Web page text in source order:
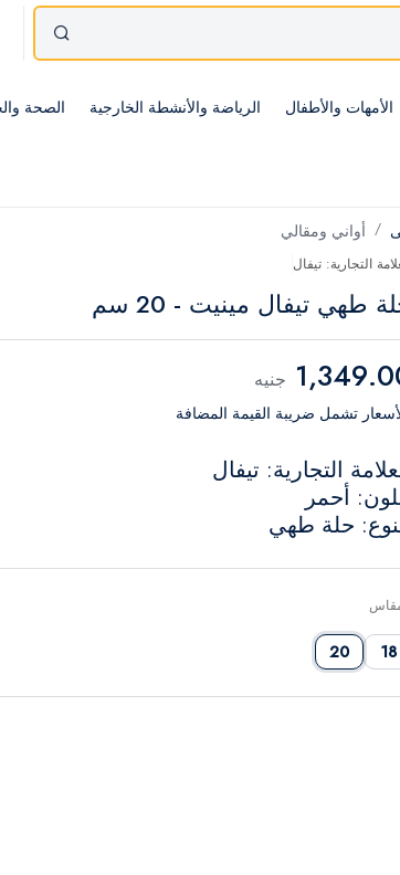
الأمهات والأطفال الرياضة والأنشطة الخارجية الصحة
أواني ومقالي
التجارية: تيفال
طهي تيفال مينيت - 20 سم
جنيه
تشمل ضريبة القيمة المضافة
التجارية: تيفال
أحمر
حلة طهي
18
20